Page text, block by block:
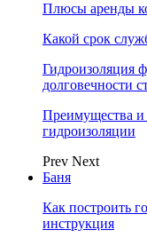
Плюсы аренды
Какой срок
Гидроизоляция
долговечности
Преимущества и
гидроизоляции
Prev Next
Баня
Как построить
инструкция